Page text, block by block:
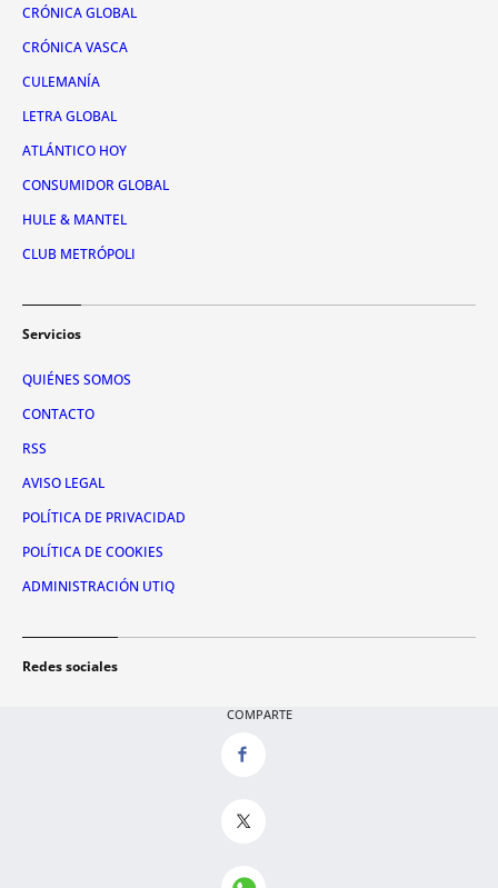
COMPARTE
CRÓNICA GLOBAL
CRÓNICA VASCA
CULEMANÍA
LETRA GLOBAL
ATLÁNTICO HOY
CONSUMIDOR GLOBAL
HULE & MANTEL
CLUB METRÓPOLI
Servicios
QUIÉNES SOMOS
CONTACTO
RSS
AVISO LEGAL
POLÍTICA DE PRIVACIDAD
POLÍTICA DE COOKIES
ADMINISTRACIÓN UTIQ
Redes sociales